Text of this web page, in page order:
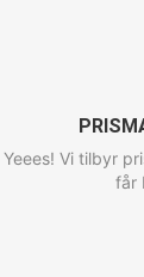
Yeees! Vi tilbyr
får